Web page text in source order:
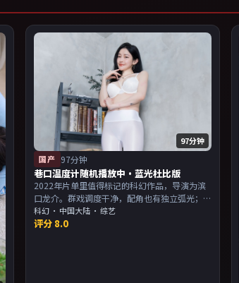
97分钟
国产 97分钟
巷口温度计随机播放中·蓝光杜比版
2022年片单里值得标记的科幻作品，导演为滨
口龙介。群戏调度干净，配角也有独立弧光；
配乐与画面气质统一。主演以演技派为主，适
合喜欢强叙事与人物关系的观众加入片单。
科幻 · 中国大陆 · 综艺
评分 8.0